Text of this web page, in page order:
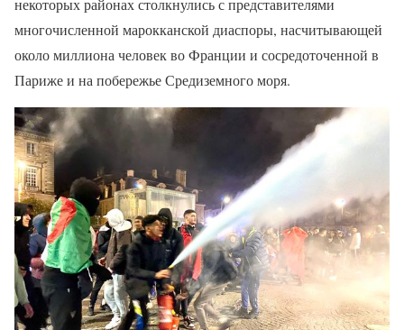
некоторых районах столкнулись с представителями
многочисленной марокканской диаспоры, насчитывающей
около миллиона человек во Франции и сосредоточенной в
Париже и на побережье Средиземного моря.